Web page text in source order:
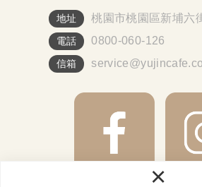
×
地址 桃園市桃園區新埔六
電話 0800-060-126
信箱